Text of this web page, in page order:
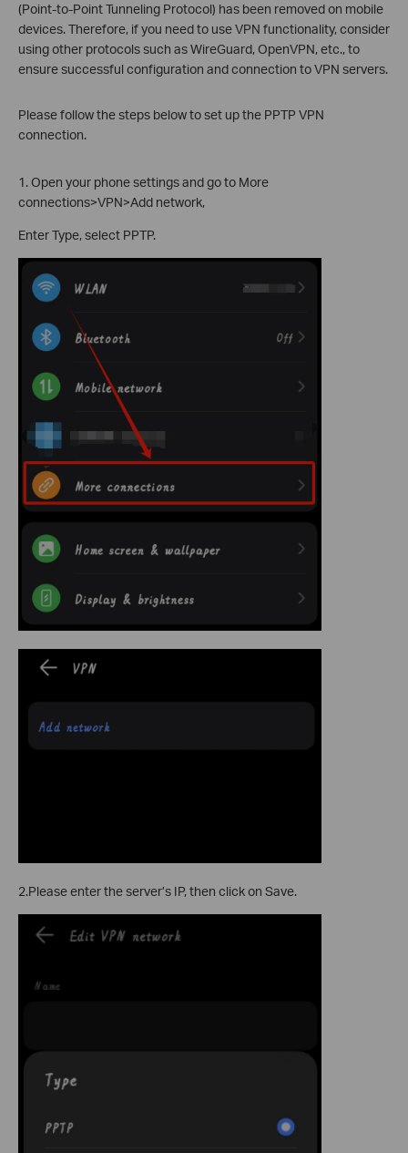
(Point-to-Point Tunneling Protocol) has been removed on mobile
devices. Therefore, if you need to use VPN functionality, consider
using other protocols such as WireGuard, OpenVPN, etc., to
ensure successful configuration and connection to VPN servers.
Please follow the steps below to set up the PPTP VPN
connection.
1. Open your phone settings and go to More
connections>VPN>Add network,
Enter Type, select PPTP.
2.Please enter the server’s IP, then click on Save.